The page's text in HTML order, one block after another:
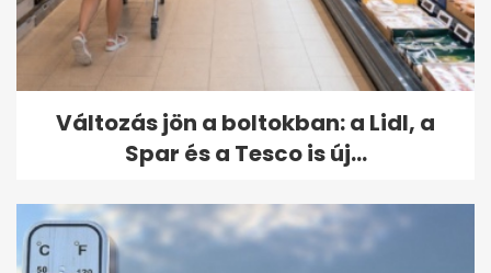
Változás jön a boltokban: a Lidl, a
Spar és a Tesco is új...